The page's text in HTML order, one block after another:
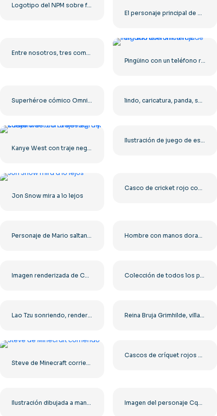
Logotipo del NPM sobre fondo rojo y verde PNG gratis
El personaje principal de Minecraft Steve corre con un pico en la mano.
Entre nosotros, tres compañeros de tripulación, figuras completas en rojo, amarillo y morado, PNG gratis
Pingüino con un teléfono rojo llamando
Superhéroe cómico Omniman volando con capa roja PNG gratis lindo, caricatura, panda, sentado
Kanye West con traje negro y cadena de oro alrededor del cuello
Ilustración de juego de estilo gótico medieval de personaje de Doctor de la Peste PNG gratis
Jon Snow mira a lo lejos
Casco de cricket rojo con protector facial de metal PNG gratis
Personaje de Mario saltando en pose de acción PNG gratis Hombre con manos doradas y corona de laurel (PNG)
Imagen renderizada de Cody Rhodes de una superestrella de la lucha libre, descarga PNG gratuita Colección de todos los personajes de Super Mario PNG gratis
Lao Tzu sonriendo, render 3D realista, PNG gratuito Reina Bruja Grimhilde, villana de Disney, PNG – Descarga gratuita
Steve de Minecraft corriendo
Cascos de críquet rojos y azules con protectores faciales de metal (PNG) gratis
Ilustración dibujada a mano de Lao Tzu (PNG) gratis Imagen del personaje Cqb Halo en formato PNG de alta calidad gratis